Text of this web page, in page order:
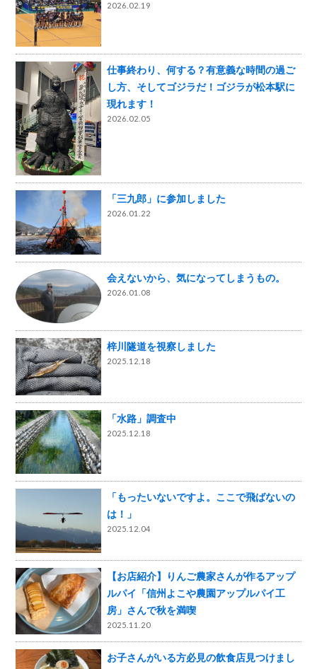
2026.02.19
仕事終わり、何する？有意義な時間の過ご
し方、そしてゴジラだ！ゴジラが松本駅に
現れます！
2026.02.05
「三九郎」に参加しました
2026.01.22
会えないから、気になってしまうもの。
2026.01.08
梓川隧道を視察しました
2025.12.18
「水路」調査中
2025.12.18
「もったいないですよ。ここで飛ばないの
は！」
2025.12.04
【お店紹介】りんご農家さんが作るアップ
ルパイ「信州よこや農園アップルパイ工
房」さんで秋を満喫
2025.11.20
お子さんがいる方必見の飲食店見つけまし